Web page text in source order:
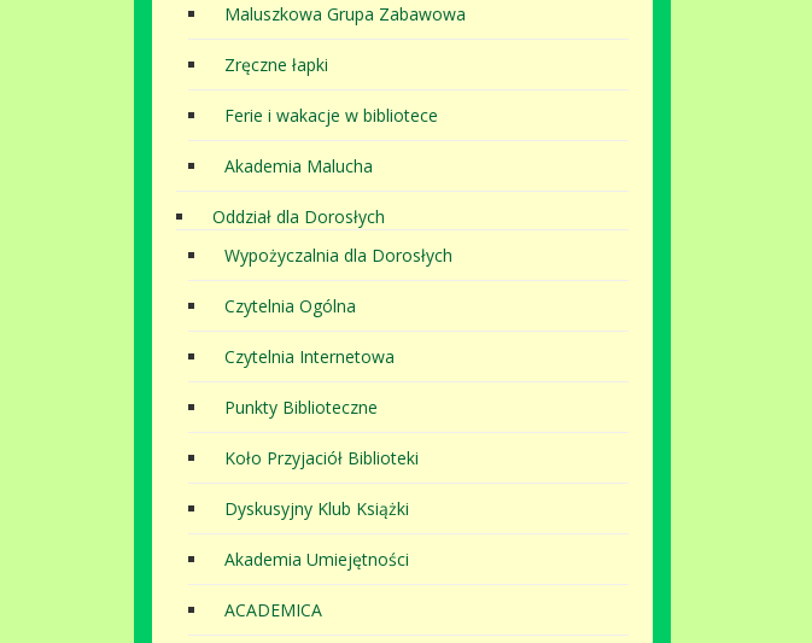
Maluszkowa Grupa Zabawowa
Zręczne łapki
Ferie i wakacje w bibliotece
Akademia Malucha
Oddział dla Dorosłych
Wypożyczalnia dla Dorosłych
Czytelnia Ogólna
Czytelnia Internetowa
Punkty Biblioteczne
Koło Przyjaciół Biblioteki
Dyskusyjny Klub Książki
Akademia Umiejętności
ACADEMICA